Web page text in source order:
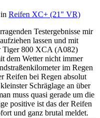
Reifen XC+ (21" VR)
Testergebnisse mir
lassen und mit
Tiger 800 XCA (A082)
dem Wetter nicht immer
im Regen
Reifen bei Regen absolut
Schräglage an über
muss quasi gerade um die
positive ist das der Reifen
und ganz brutal meldet.